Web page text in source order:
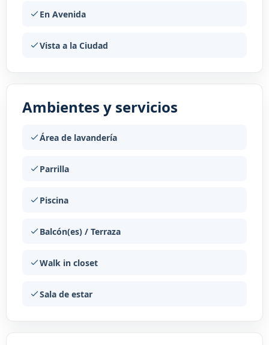
En Avenida
Vista a la Ciudad
Ambientes y servicios
Área de lavandería
Parrilla
Piscina
Balcón(es) / Terraza
Walk in closet
Sala de estar